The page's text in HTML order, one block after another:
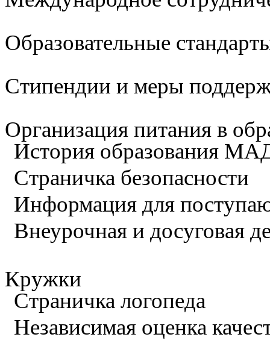
Образовательные
Стипендии и меры
Организация питания в
История образования
Страничка безопасности
Информация для
Внеурочная и досуговая
Кружки
Страничка логопеда
Независимая оценка